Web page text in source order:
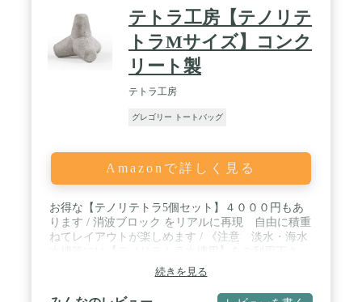
す。 / ノートパソコンをデスクに密着させずに置く
ことができるため、排熱にも効果的です。
テトラ工房【テノリテ
トラMサイズ】コンク
リート製
テトラ工房
グレゴリー トートバッグ
Amazonで詳しく見る
お得な【テノリテトラ5個セット】４０００円もあ
ります / 消波ブロック をリアルに再現 自由に積重
ねてレイアウトが楽しめます / 《注意 淡水・海水
い》 / 本物のテトラは0.5～８０トンの１８サイズあ
りスケールは1/14～1/80に対応致します。 / 他にも
テノリテトラ特大とテノリテトラミニの２サイズが
続きを見る